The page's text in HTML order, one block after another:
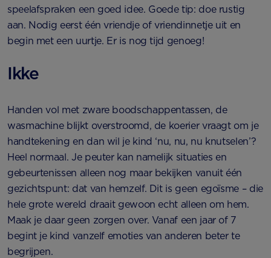
speelafspraken een goed idee. Goede tip: doe rustig
aan. Nodig eerst één vriendje of vriendinnetje uit en
begin met een uurtje. Er is nog tijd genoeg!
Ikke
Handen vol met zware boodschappentassen, de
wasmachine blijkt overstroomd, de koerier vraagt om je
handtekening en dan wil je kind ‘nu, nu, nu knutselen’?
Heel normaal. Je peuter kan namelijk situaties en
gebeurtenissen alleen nog maar bekijken vanuit één
gezichtspunt: dat van hemzelf. Dit is geen egoïsme – die
hele grote wereld draait gewoon echt alleen om hem.
Maak je daar geen zorgen over. Vanaf een jaar of 7
begint je kind vanzelf emoties van anderen beter te
begrijpen.